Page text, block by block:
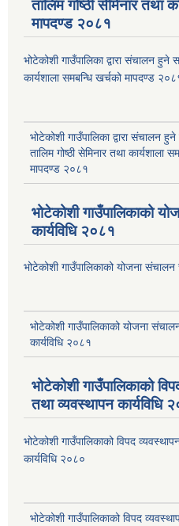
तालिम गोष्ठी सेमिनार तथा
मापदण्ड २०८१
भोटेकोशी गाउँपालिका द्वारा संचालन हुने
कार्यशाला समबन्धि खर्चको मापदण्ड
भोटेकोशी गाउँपालिका द्वारा संचालन
तालिम गोष्ठी सेमिनार तथा कार्यशाला
मापदण्ड २०८१
भोटेकोशी गाउँपालिकाको
कार्यविधि २०८१
भोटेकोशी गाउँपालिकाको योजना संचालन
भोटेकोशी गाउँपालिकाको योजना
कार्यविधि २०८१
भोटेकोशी गाउँपालिकाको
तथा व्यवस्थापन कार्यविधि
भोटेकोशी गाउँपालिकाको विपद
कार्यविधि २०८०
भोटेकोशी गाउँपालिकाको विपद